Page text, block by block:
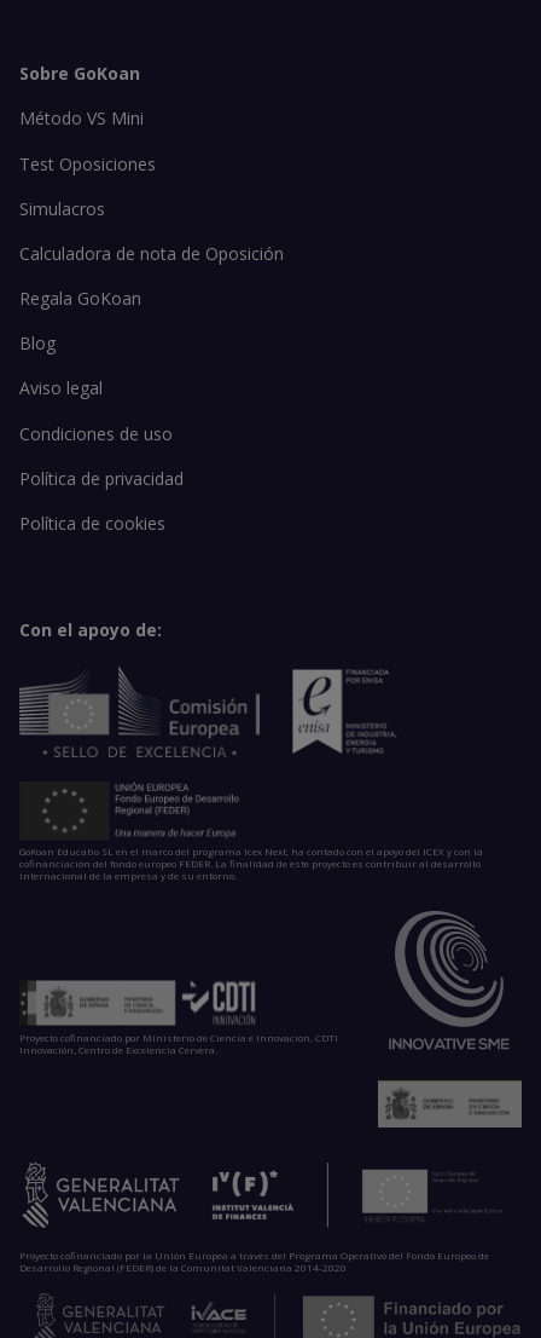
Sobre GoKoan
Método VS Mini
Test Oposiciones
Simulacros
Calculadora de nota de Oposición
Regala GoKoan
Blog
Aviso legal
Condiciones de uso
Política de privacidad
Política de cookies
Con el apoyo de:
GoKoan Educatio SL en el marco del programa Icex Next, ha contado con el apoyo del ICEX y con la
cofinanciación del fondo europeo FEDER. La finalidad de este proyecto es contribuir al desarrollo
internacional de la empresa y de su entorno.
Proyecto cofinanciado por Ministerio de Ciencia e Innovación, CDTI
Innovación, Centro de Excelencia Cervera.
Proyecto cofinanciado por la Unión Europea a través del Programa Operativo del Fondo Europeo de
Desarrollo Regional (FEDER) de la Comunitat Valenciana 2014-2020